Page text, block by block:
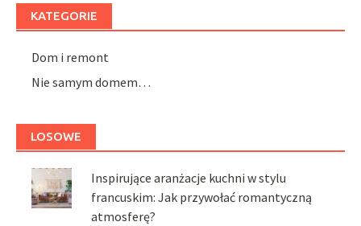
KATEGORIE
Dom i remont
Nie samym domem…
LOSOWE
Inspirujące aranżacje kuchni w stylu
francuskim: Jak przywołać romantyczną
atmosferę?